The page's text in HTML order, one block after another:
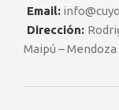
Email:
Dirección:
Maipú –